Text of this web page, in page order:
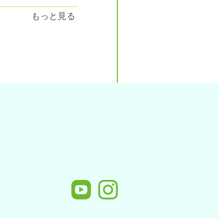
もっと見る